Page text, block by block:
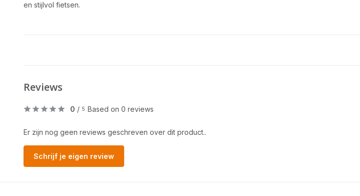
en stijlvol fietsen.
Reviews
0 / 5 Based on 0 reviews
Er zijn nog geen reviews geschreven over dit product..
Schrijf je eigen review